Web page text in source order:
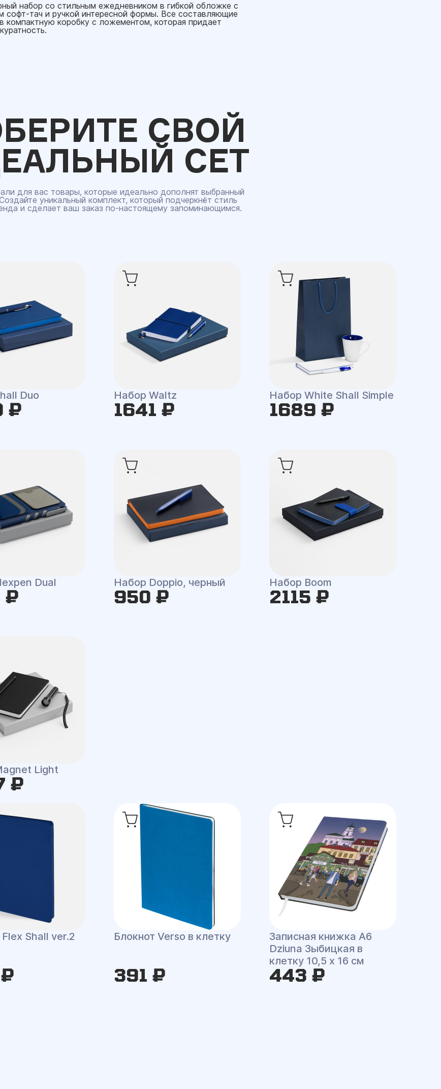
набор со стильным ежедневником в гибкой обложке с
софт-тач и ручкой интересной формы. Все составляющие
компактную коробку с ложементом, которая придает
СВОЙ
СЕТ
для вас товары, которые идеально дополнят выбранный
уникальный комплект, который подчеркнёт стиль
и сделает ваш заказ по‑настоящему запоминающимся.
Duo
₽
Набор Waltz
1641 ₽
Набор White Shall Simple
1689 ₽
Dual
₽
Набор Doppio, черный
950 ₽
Набор Boom
2115 ₽
Light
₽
Shall ver.2 Блокнот Verso в клетку
391 ₽
Записная книжка A6
Dziuna Зыбицкая в
клетку 10,5 x 16 см
443 ₽